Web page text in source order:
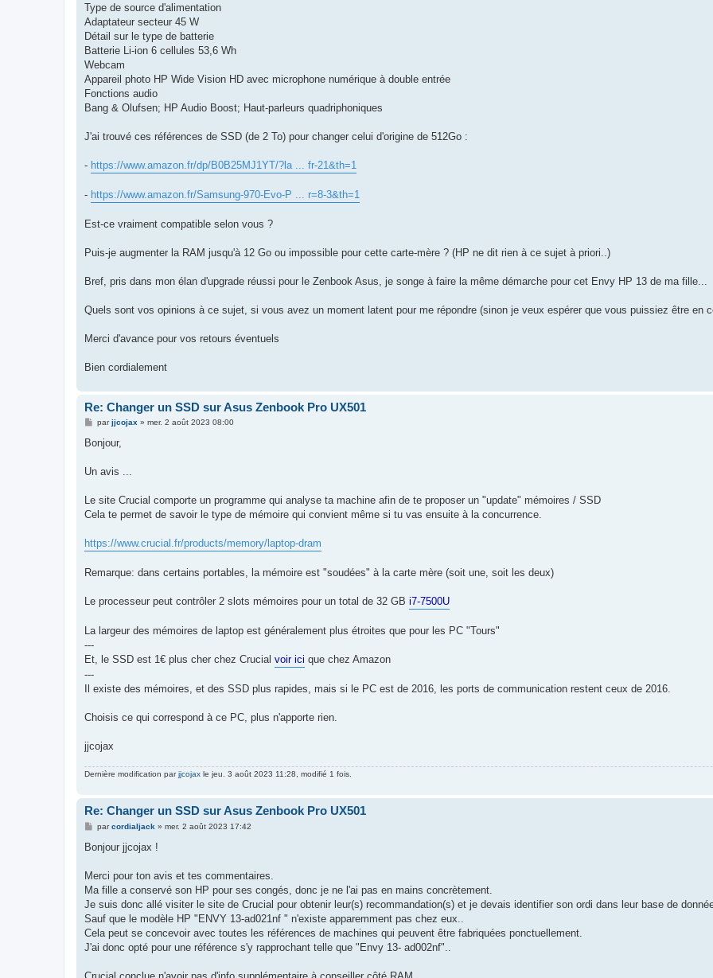
Type de source d'alimentation
Adaptateur secteur 45 W
Détail sur le type de batterie
Batterie Li-ion 6 cellules 53,6 Wh
Webcam
Appareil photo HP Wide Vision HD avec microphone numérique à double entrée
Fonctions audio
Bang & Olufsen; HP Audio Boost; Haut-parleurs quadriphoniques
J'ai trouvé ces références de SSD (de 2 To) pour changer celui d'origine de 512Go :
- https://www.amazon.fr/dp/B0B25MJ1YT/?la ... fr-21&th=1
- https://www.amazon.fr/Samsung-970-Evo-P ... r=8-3&th=1
Est-ce vraiment compatible selon vous ?
Puis-je augmenter la RAM jusqu'à 12 Go ou impossible pour cette carte-mère ? (HP ne dit rien à ce sujet à priori..)
Bref, pris dans mon élan d'upgrade réussi pour le Zenbook Asus, je songe à faire la même démarche pour cet Envy HP 13 de ma fille...
Quels sont vos opinions à ce sujet, si vous avez un moment latent pour me répondre (sinon je veux espérer que vous puissiez être en
Merci d'avance pour vos retours éventuels
Bien cordialement
Re: Changer un SSD sur Asus Zenbook Pro UX501
M
s
g
parjjcojax » mer. 2 août 2023 08:00
Bonjour,
Un avis ...
Le site Crucial comporte un programme qui analyse ta machine afin de te proposer un "update" mémoires / SSD
Cela te permet de savoir le type de mémoire qui convient même si tu vas ensuite à la concurrence.
https://www.crucial.fr/products/memory/laptop-dram
Remarque: dans certains portables, la mémoire est "soudées" à la carte mère (soit une, soit les deux)
Le processeur peut contrôler 2 slots mémoires pour un total de 32 GB i7-7500U
La largeur des mémoires de laptop est généralement plus étroites que pour les PC "Tours"
---
Et, le SSD est 1€ plus cher chez Crucial voir ici que chez Amazon
---
Il existe des mémoires, et des SSD plus rapides, mais si le PC est de 2016, les ports de communication restent ceux de 2016.
Choisis ce qui correspond à ce PC, plus n'apporte rien.
jjcojax
Dernière modification parjjcojax le jeu. 3 août 2023 11:28, modifié 1 fois.
Re: Changer un SSD sur Asus Zenbook Pro UX501
M
s
g
parcordialjack » mer. 2 août 2023 17:42
Bonjour jjcojax !
Merci pour ton avis et tes commentaires.
Ma fille a conservé son HP pour ses congés, donc je ne l'ai pas en mains concrètement.
Je suis donc allé visiter le site de Crucial pour obtenir leur(s) recommandation(s) et je devais identifier son ordi dans leur base de
Sauf que le modèle HP "ENVY 13-ad021nf " n'existe apparemment pas chez eux..
Cela peut se concevoir avec toutes les références de machines qui peuvent être fabriquées ponctuellement.
J'ai donc opté pour une référence s'y rapprochant telle que "Envy 13- ad002nf"..